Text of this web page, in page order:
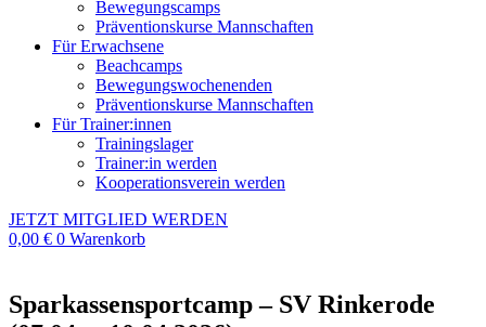
Bewegungscamps
Präventionskurse Mannschaften
Für Erwachsene
Beachcamps
Bewegungswochenenden
Präventionskurse Mannschaften
Für Trainer:innen
Trainingslager
Trainer:in werden
Kooperationsverein werden
JETZT MITGLIED WERDEN
0,00 € 0 Warenkorb
Sparkassensportcamp – SV Rinkerode